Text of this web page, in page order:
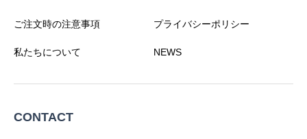
ご注文時の注意事項 プライバシーポリシー
私たちについて NEWS
CONTACT